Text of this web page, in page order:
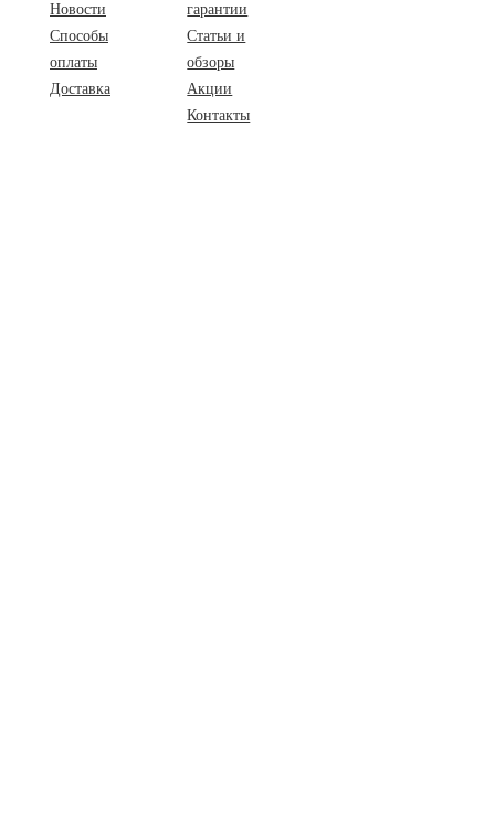
Новости
Способы
оплаты
Доставка
гарантии
Статьи и
обзоры
Акции
Контакты